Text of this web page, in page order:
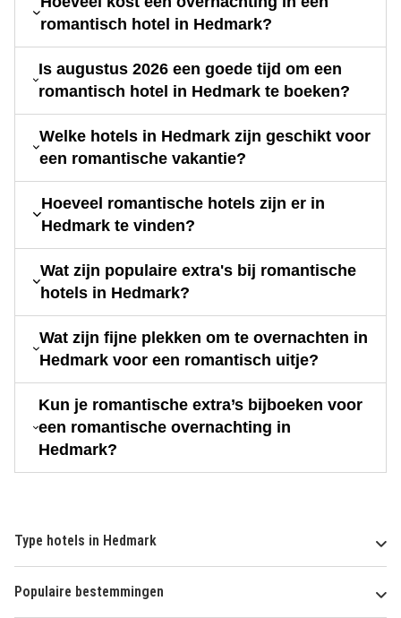
romantisch hotel in Hedmark?
Is augustus 2026 een goede tijd om een
romantisch hotel in Hedmark te boeken?
Welke hotels in Hedmark zijn geschikt voor
een romantische vakantie?
Hoeveel romantische hotels zijn er in
Hedmark te vinden?
Wat zijn populaire extra's bij romantische
hotels in Hedmark?
Wat zijn fijne plekken om te overnachten in
Hedmark voor een romantisch uitje?
Kun je romantische extra’s bijboeken voor
een romantische overnachting in
Hedmark?
Type hotels in Hedmark
Populaire bestemmingen